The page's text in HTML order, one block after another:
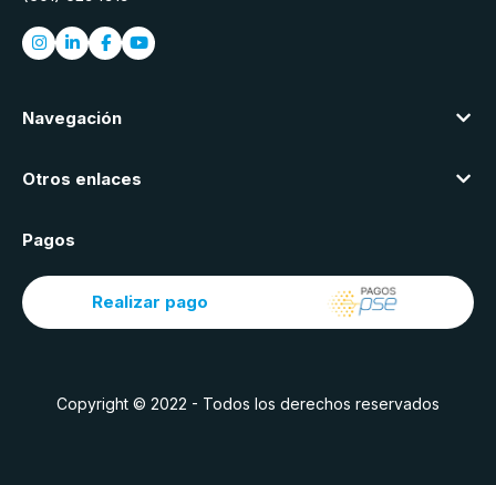
Navegación
Otros enlaces
Pagos
Realizar pago
Copyright © 2022 - Todos los derechos reservados